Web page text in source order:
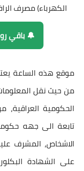
الكهرباء) مصرف
🔔 باقي
موقع هذه الساعة
من حيث نقل
الحكومية
تابعة الى جهه
الاشخاص، المشرف
على الشهادة